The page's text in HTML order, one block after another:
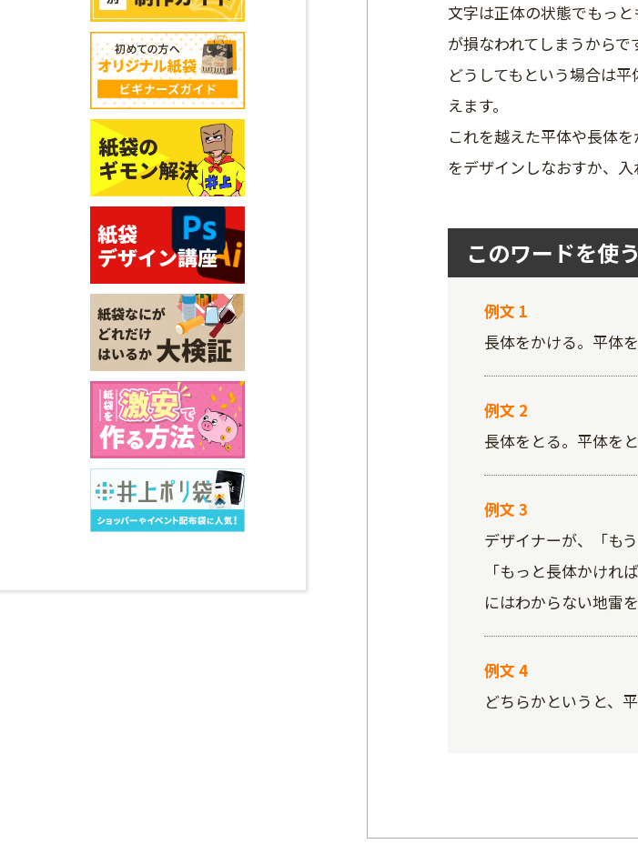
文字は正体の状態でもっ
が損なわれてしまうからで
どうしてもという場合は
えます。
これを越えた平体や長体
をデザインしなおすか、入
このワードを使
例文 1
長体をかける。平体を
例文 2
長体をとる。平体をと
例文 3
デザイナーが、「も
「もっと長体かけれ
にはわからない地雷
例文 4
どちらかというと、